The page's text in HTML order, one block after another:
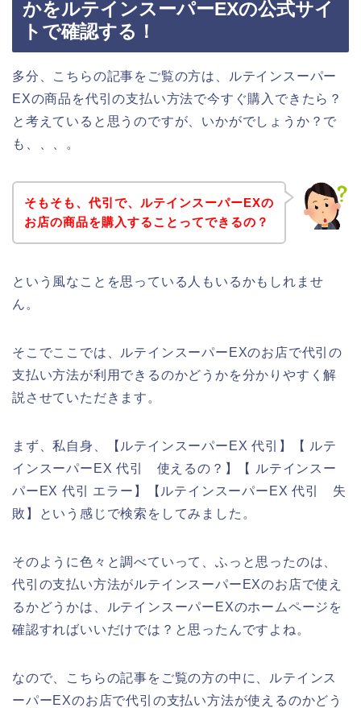
かをルテインスーパーEXの公式サイ
トで確認する！
多分、こちらの記事をご覧の方は、ルテインスーパー
EXの商品を代引の支払い方法で今すぐ購入できたら？
と考えていると思うのですが、いかがでしょうか？で
も、、、。
そもそも、代引で、ルテインスーパーEXの
お店の商品を購入することってできるの？
という風なことを思っている人もいるかもしれませ
ん。
そこでここでは、ルテインスーパーEXのお店で代引の
支払い方法が利用できるのかどうかを分かりやすく解
説させていただきます。
まず、私自身、【ルテインスーパーEX 代引】【 ルテ
インスーパーEX 代引 使えるの？】【 ルテインスー
パーEX 代引 エラー】【ルテインスーパーEX 代引 失
敗】という感じで検索をしてみました。
そのように色々と調べていって、ふっと思ったのは、
代引の支払い方法がルテインスーパーEXのお店で使え
るかどうかは、ルテインスーパーEXのホームページを
確認すればいいだけでは？と思ったんですよね。
なので、こちらの記事をご覧の方の中に、ルテインス
ーパーEXのお店で代引の支払い方法が使えるのかどう